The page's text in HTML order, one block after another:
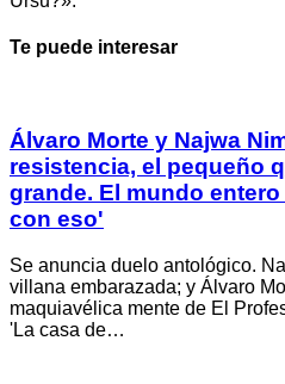
Te puede interesar
Álvaro Morte y Najwa
resistencia, el pequeño
grande. El mundo
con eso'
Se anuncia duelo antológico.
villana embarazada; y Álvaro
maquiavélica mente de El
'La casa de…